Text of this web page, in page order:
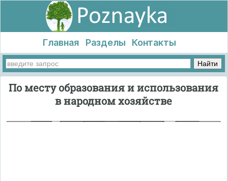
Главная Разделы Контакты
По месту образования и использования
в народном хозяйстве